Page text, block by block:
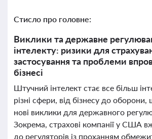
Стисло про головне:
Виклики та державне
інтелекту: ризики для
застосування та проблеми
бізнесі
Штучний інтелект стає все більш
різні сфери, від бізнесу до
нові виклики для державного
Зокрема, страхові компанії у США
до регуляторів із проханням